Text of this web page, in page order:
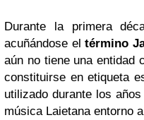
Durante la primera
acuñándose eltérmino
aún no tiene una entidad
constituirse en etiqueta
utilizado durante los
música Laietana entorno